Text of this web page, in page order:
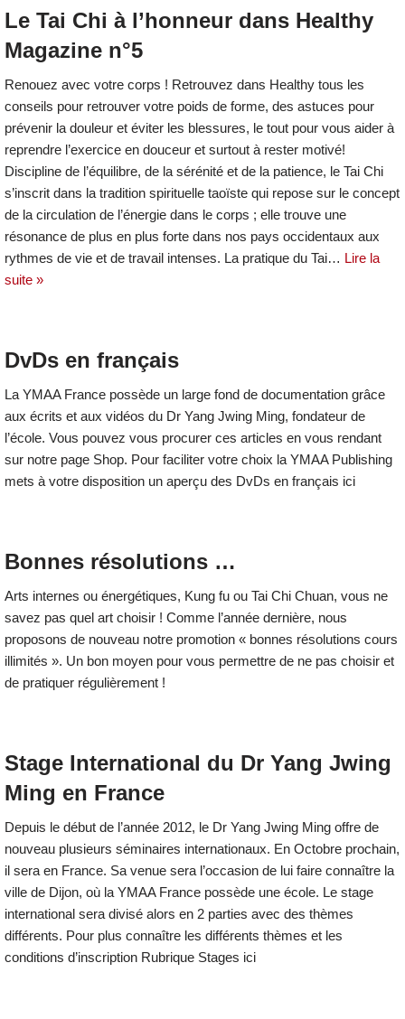
Le Tai Chi à l’honneur dans Healthy
Magazine n°5
Renouez avec votre corps ! Retrouvez dans Healthy tous les
conseils pour retrouver votre poids de forme, des astuces pour
prévenir la douleur et éviter les blessures, le tout pour vous aider à
reprendre l’exercice en douceur et surtout à rester motivé!
Discipline de l’équilibre, de la sérénité et de la patience, le Tai Chi
s’inscrit dans la tradition spirituelle taoïste qui repose sur le concept
de la circulation de l’énergie dans le corps ; elle trouve une
résonance de plus en plus forte dans nos pays occidentaux aux
rythmes de vie et de travail intenses. La pratique du Tai… Lire la
suite »
DvDs en français
La YMAA France possède un large fond de documentation grâce
aux écrits et aux vidéos du Dr Yang Jwing Ming, fondateur de
l’école. Vous pouvez vous procurer ces articles en vous rendant
sur notre page Shop. Pour faciliter votre choix la YMAA Publishing
mets à votre disposition un aperçu des DvDs en français ici
Bonnes résolutions …
Arts internes ou énergétiques, Kung fu ou Tai Chi Chuan, vous ne
savez pas quel art choisir ! Comme l’année dernière, nous
proposons de nouveau notre promotion « bonnes résolutions cours
illimités ». Un bon moyen pour vous permettre de ne pas choisir et
de pratiquer régulièrement !
Stage International du Dr Yang Jwing
Ming en France
Depuis le début de l’année 2012, le Dr Yang Jwing Ming offre de
nouveau plusieurs séminaires internationaux. En Octobre prochain,
il sera en France. Sa venue sera l’occasion de lui faire connaître la
ville de Dijon, où la YMAA France possède une école. Le stage
international sera divisé alors en 2 parties avec des thèmes
différents. Pour plus connaître les différents thèmes et les
conditions d’inscription Rubrique Stages ici